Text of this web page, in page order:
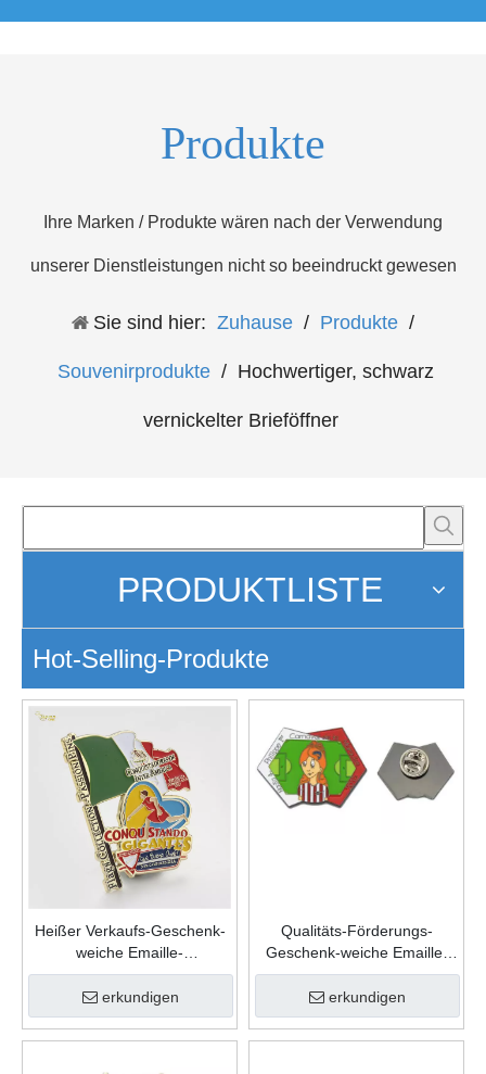
Produkte
Ihre Marken / Produkte wären nach der Verwendung
unserer Dienstleistungen nicht so beeindruckt gewesen
Sie sind hier: Zuhause / Produkte /
Souvenirprodukte / Hochwertiger, schwarz
vernickelter Brieföffner
PRODUKTLISTE
Hot-Selling-Produkte
Heißer Verkaufs-Geschenk-
weiche Emaille-
kundenspezifische
Andenken-Mode-Form-Zink-
Legierungs-Karnevals-
Revers-Stift
erkundigen
Qualitäts-Förderungs-
Geschenk-weiche Emaille-
kundenspezifische
Andenken-Form-Zink-
Legierungs-Karnevals-
Revers-Stift
erkundigen